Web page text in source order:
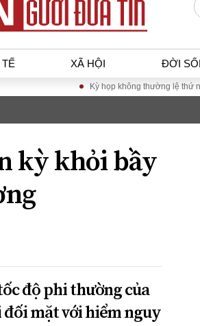
XÃ HỘI ĐỜI
Tài chính - Ngân
hàng
Kinh tế vĩ mô
Hồ sơ doanh
luận
Công nghệ
Kỳ họp không thường lệ thứ nhất,
kỳ khỏi bầy
độ phi thường của
mặt với hiểm nguy